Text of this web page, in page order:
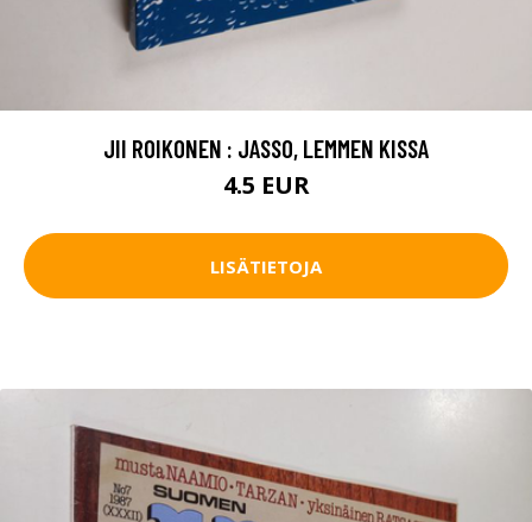
JII ROIKONEN : JASSO, LEMMEN KISSA
4.5 EUR
LISÄTIETOJA